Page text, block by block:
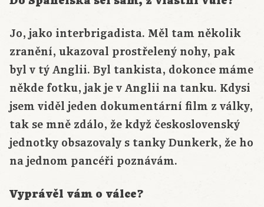
Jo, jako interbrigadista. Měl tam několik
zranění, ukazoval prostřelený nohy, pak
byl v tý Anglii. Byl tankista, dokonce máme
někde fotku, jak je v Anglii na tanku. Kdysi
jsem viděl jeden dokumentární film z války,
tak se mně zdálo, že když československý
jednotky obsazovaly s tanky Dunkerk, že ho
na jednom pancéři poznávám.
Vyprávěl vám o válce?